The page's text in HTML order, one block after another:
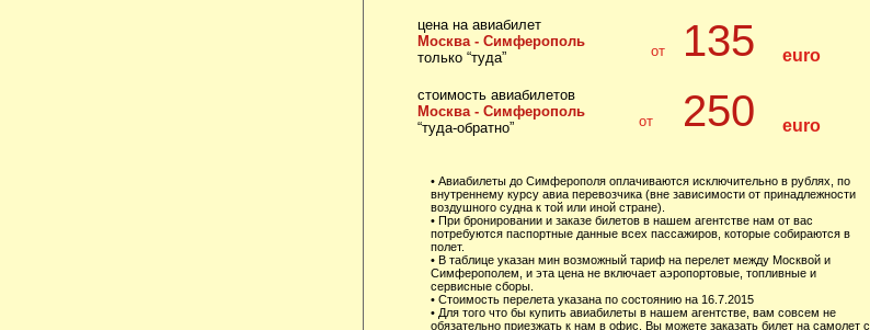
цена на авиабилет
Москва - Симферополь
только “туда”
от 135 euro
стоимость авиабилетов
Москва - Симферополь
“туда-обратно”
от 250 euro
• Авиабилеты до Симферополя оплачиваются исключительно в рублях, по
внутреннему курсу авиа перевозчика (вне зависимости от принадлежности
воздушного судна к той или иной стране).
• При бронировании и заказе билетов в нашем агентстве нам от вас
потребуются паспортные данные всех пассажиров, которые собираются в
полет.
• В таблице указан мин возможный тариф на перелет между Москвой и
Симферополем, и эта цена не включает аэропортовые, топливные и
сервисные сборы.
• Стоимость перелета указана по состоянию на 16.7.2015
• Для того что бы купить авиабилеты в нашем агентстве, вам совсем не
обязательно приезжать к нам в офис. Вы можете заказать билет на самолет с